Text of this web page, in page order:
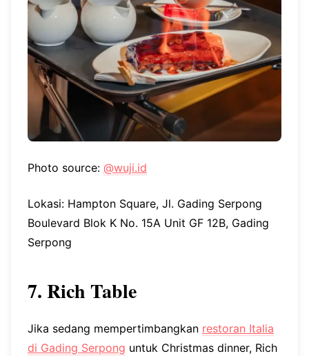
Photo source: @wuji.id
Lokasi: Hampton Square, Jl. Gading Serpong
Boulevard Blok K No. 15A Unit GF 12B, Gading
Serpong
7. Rich Table
Jika sedang mempertimbangkan restoran Italia
di Gading Serpong untuk Christmas dinner, Rich